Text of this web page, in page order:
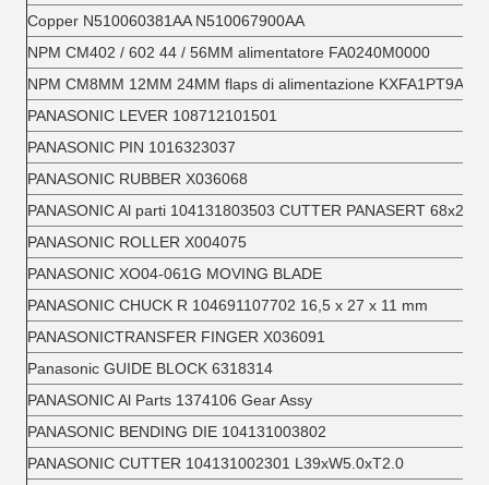
Copper N510060381AA N510067900AA
NPM CM402 / 602 44 / 56MM alimentatore FA0240M0000
NPM CM8MM 12MM 24MM flaps di alimentazione KXFA1PT9A01
PANASONIC LEVER 108712101501
PANASONIC PIN 1016323037
PANASONIC RUBBER X036068
PANASONIC Al parti 104131803503 CUTTER PANASERT
PANASONIC ROLLER X004075
PANASONIC XO04-061G MOVING BLADE
PANASONIC CHUCK R 104691107702 16,5 x 27 x 11 mm
PANASONICTRANSFER FINGER X036091
Panasonic GUIDE BLOCK 6318314
PANASONIC Al Parts 1374106 Gear Assy
PANASONIC BENDING DIE 104131003802
PANASONIC CUTTER 104131002301 L39xW5.0xT2.0